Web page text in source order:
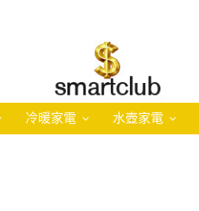
冷暖家電 水壺家電